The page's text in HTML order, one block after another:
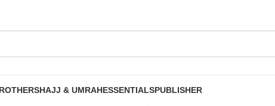
HAJJ & UMRAHESSENTIALSPUBLISHER